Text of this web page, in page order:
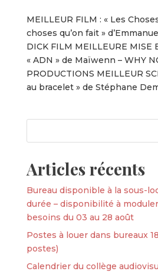
MEILLEUR FILM : « Les
choses qu’on fait »
DICK FILM MEILLEURE MISE
« ADN » de Maïwenn – WHY
PRODUCTIONS MEILLEUR
au bracelet » de Stéphane
Articles récents
Bureau disponible à la sous-
durée – disponibilité à
besoins du 03 au 28 août
Postes à louer dans bureaux
postes)
Calendrier du collège